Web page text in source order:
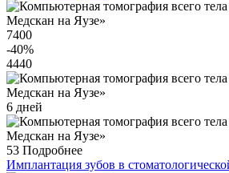
7400
-40%
4440
6 дней
53 Подробнее
Имплантация зубов в